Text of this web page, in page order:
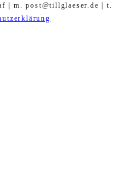
| m. post@tillglaeser.de | t.